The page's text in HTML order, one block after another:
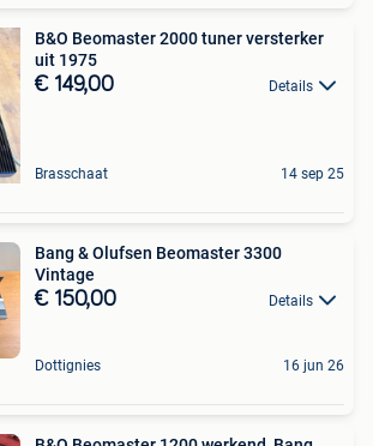
B&O Beomaster 2000 tuner versterker
uit 1975
€ 149,00 Details
Brasschaat 14 sep 25
Bang & Olufsen Beomaster 3300
Vintage
€ 150,00 Details
Dottignies 16 jun 26